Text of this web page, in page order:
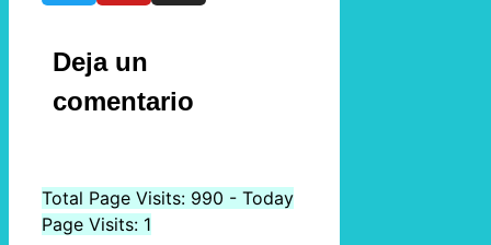
Deja un
comentario
Total Page Visits: 990 - Today
Page Visits: 1